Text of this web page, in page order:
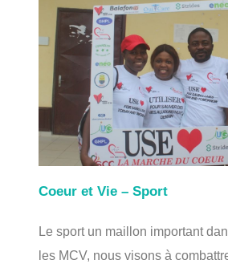
Coeur et Vie – Sport
Le sport un maillon important
les MCV, nous visons à